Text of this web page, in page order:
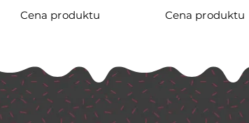
Cena produktu Cena produktu